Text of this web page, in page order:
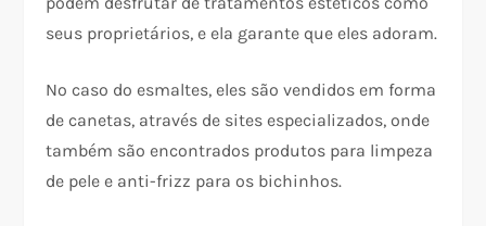
seus proprietários, e ela garante que eles adoram.
No caso do esmaltes, eles são vendidos em forma
de canetas, através de sites especializados, onde
também são encontrados produtos para limpeza
de pele e anti-frizz para os bichinhos.